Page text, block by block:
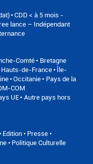
CDD < à 5 mois -
lance – Indépendant
Comté
Bretagne
Hauts-de-France Île-
Occitanie
Pays de la
COM
UE Autre pays hors
Edition • Presse •
• Politique Culturelle